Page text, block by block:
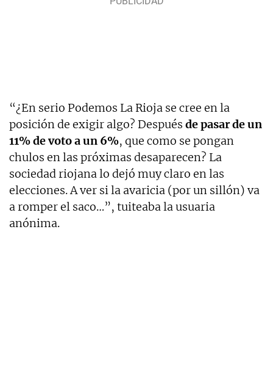
“¿En serio Podemos La Rioja se cree en la
posición de exigir algo? Después de pasar de un
11% de voto a un 6%, que como se pongan
chulos en las próximas desaparecen? La
sociedad riojana lo dejó muy claro en las
elecciones. A ver si la avaricia (por un sillón) va
a romper el saco…”, tuiteaba la usuaria
anónima.